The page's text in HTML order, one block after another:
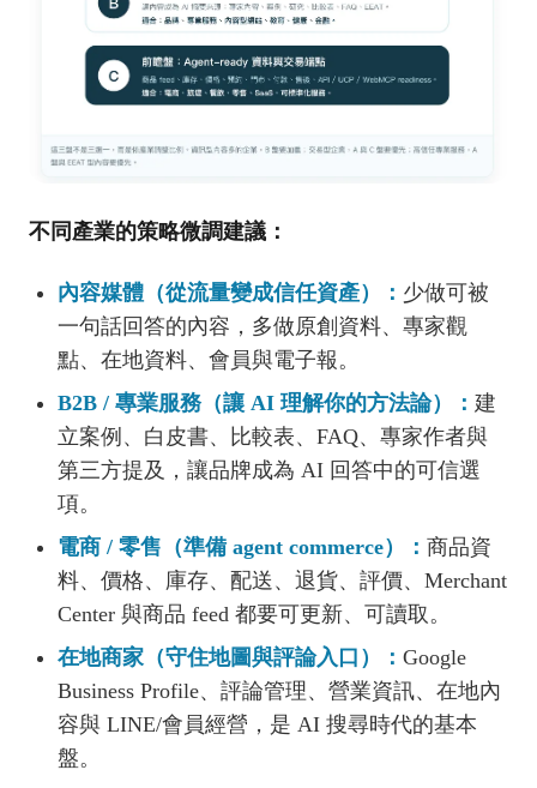
不同產業的策略微調建議：
內容媒體（從流量變成信任資產）： 少做可被
一句話回答的內容，多做原創資料、專家觀
點、在地資料、會員與電子報。
B2B / 專業服務（讓 AI 理解你的方法論）： 建
立案例、白皮書、比較表、FAQ、專家作者與
第三方提及，讓品牌成為 AI 回答中的可信選
項。
電商 / 零售（準備 agent commerce）： 商品資
料、價格、庫存、配送、退貨、評價、Merchant
Center 與商品 feed 都要可更新、可讀取。
在地商家（守住地圖與評論入口）： Google
Business Profile、評論管理、營業資訊、在地內
容與 LINE/會員經營，是 AI 搜尋時代的基本
盤。